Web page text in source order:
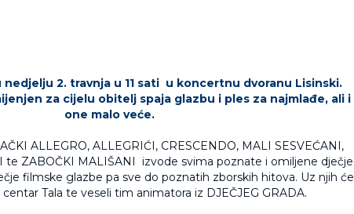
nedjelju 2. travnja u 11 sati u koncertnu dvoranu Lisinski.
za cijelu obitelj spaja glazbu i ples za najmlađe, ali i
one malo veće.
ALLEGRO, ALLEGRIĆI, CRESCENDO, MALI SESVEĆANI,
te ZABOČKI MALIŠANI izvode svima poznate i omiljene dječje
filmske glazbe pa sve do poznatih zborskih hitova. Uz njih će
Tala te veseli tim animatora iz DJEČJEG GRADA.